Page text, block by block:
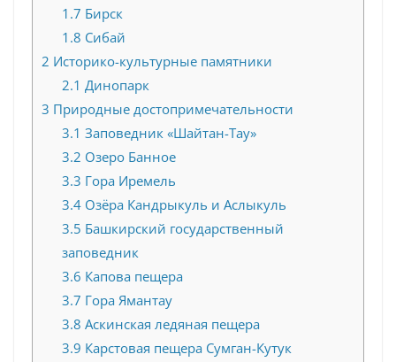
1.7 Бирск
1.8 Сибай
2 Историко-культурные памятники
2.1 Динопарк
3 Природные достопримечательности
3.1 Заповедник «Шайтан-Тау»
3.2 Озеро Банное
3.3 Гора Иремель
3.4Озёра Кандрыкуль и Аслыкуль
3.5 Башкирский государственный
заповедник
3.6 Капова пещера
3.7 Гора Ямантау
3.8 Аскинская ледяная пещера
3.9 Карстовая пещера Сумган-Кутук